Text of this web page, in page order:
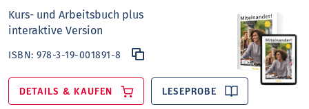
Kurs- und Arbeitsbuch plus
interaktive Version
ISBN:978-3-19-001891-8
DETAILS & KAUFEN LESEPROBE